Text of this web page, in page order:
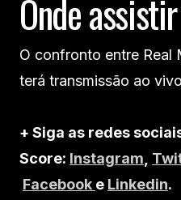
Onde assistir
O confronto entre Real
terá transmissão ao
+ Siga as redes
Score: Instagram
Facebook e Linkedin.